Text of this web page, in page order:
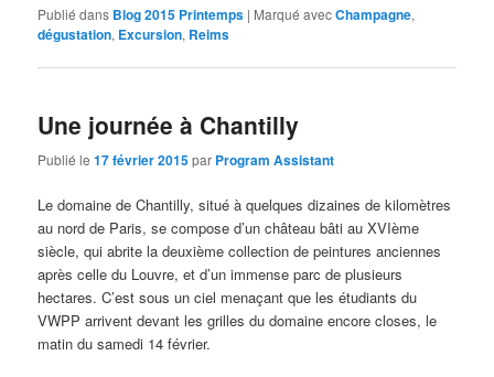
Publié dans Blog 2015 Printemps | Marqué avecChampagne,
dégustation, Excursion, Reims
Une journée à Chantilly
Publié le17 février 2015par Program Assistant
Le domaine de Chantilly, situé à quelques dizaines de kilomètres
au nord de Paris, se compose d’un château bâti au XVIème
siècle, qui abrite la deuxième collection de peintures anciennes
après celle du Louvre, et d’un immense parc de plusieurs
hectares. C’est sous un ciel menaçant que les étudiants du
VWPP arrivent devant les grilles du domaine encore closes, le
matin du samedi 14 février.